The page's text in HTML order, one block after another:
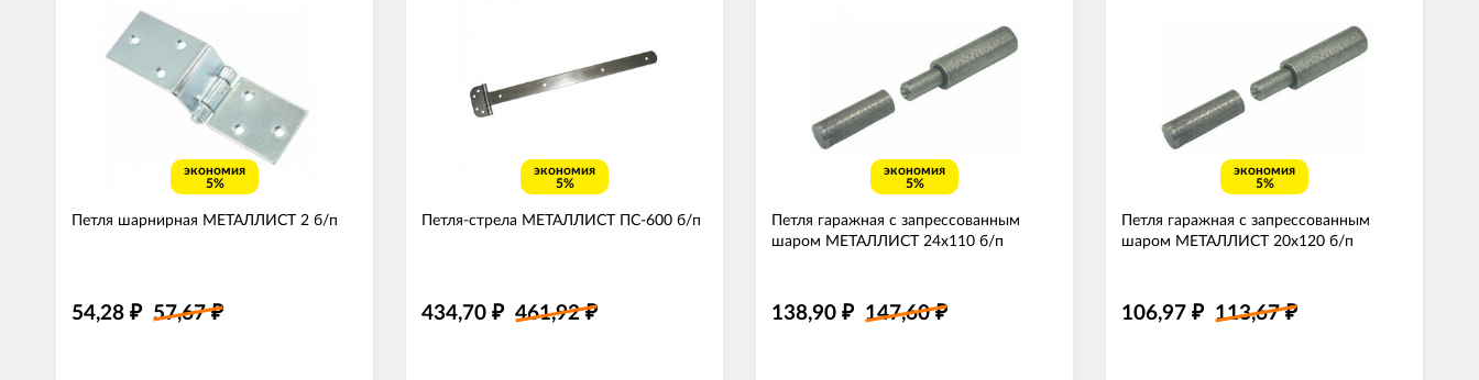
экономия
5%
Петля шарнирная МЕТАЛЛИСТ 2 б/п
54,28 ₽ 57,67₽
экономия
5%
Петля-стрела МЕТАЛЛИСТ ПС-600 б/п
434,70 ₽ 461,92₽
экономия
5%
Петля гаражная с запрессованным
шаром МЕТАЛЛИСТ 24х110 б/п
138,90 ₽ 147,60₽
экономия
5%
Петля гаражная с запрессованным
шаром МЕТАЛЛИСТ 20х120 б/п
106,97 ₽ 113,67₽